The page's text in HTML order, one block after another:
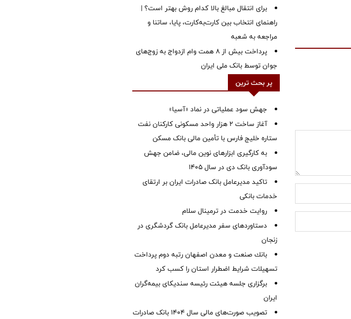
برای انتقال مبالغ بالا کدام روش بهتر است؟ |
راهنمای انتخاب بین کارت‌به‌کارت، پایا، ساتنا و
مراجعه به شعبه
پرداخت بیش از ۸ همت وام ازدواج به زوج‌های
جوان توسط بانک ملی ایران
پر بحث ترین
جهش سود عملیاتی در نماد «آسیا»
آغاز ساخت ۲ هزار واحد مسکونی کارکنان نفت
ستاره خلیج فارس با تأمین مالی بانک مسکن
به کارگیری ابزارهای نوین مالی، ضامن جهش
سودآوری بانک دی در سال 1405
تاکید مدیرعامل بانک صادرات ایران بر ارتقای
خدمات بانکی
روایت خدمت در ترمینال سلام
دستاوردهای سفر مدیرعامل بانک گردشگری در
زنجان
بانك صنعت و معدن اصفهان رتبه دوم پرداخت
تسهیلات شرایط اضطرار استان را كسب كرد
برگزاری جلسه هیئت رئیسه سندیکای بیمه‌گران
ایران
تصویب صورت‌های مالی سال ۱۴۰۴ بانک صادرات